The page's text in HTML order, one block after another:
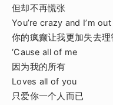
但却不再慌张
You’re crazy and I’m
你的疯癫让我更加失去理
‘Cause all of me
因为我的所有
Loves all of you
只爱你一个人而已